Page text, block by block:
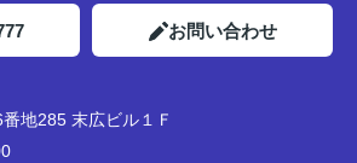
お問い合わせ
地285 末広ビル１Ｆ